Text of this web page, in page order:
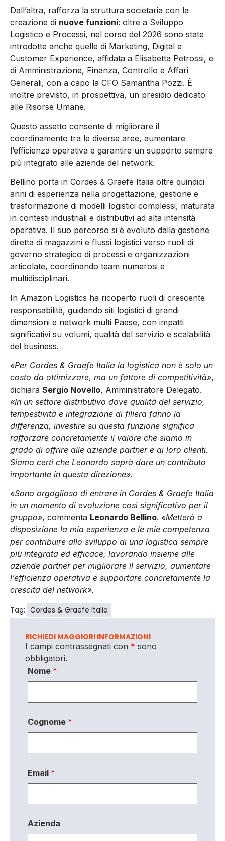
Dall’altra, rafforza la struttura societaria con la
creazione di nuove funzioni: oltre a Sviluppo
Logistico e Processi, nel corso del 2026 sono state
introdotte anche quelle di Marketing, Digital e
Customer Experience, affidata a Elisabetta Petrossi, e
di Amministrazione, Finanza, Controllo e Affari
Generali, con a capo la CFO Samantha Pozzi. È
inoltre previsto, in prospettiva, un presidio dedicato
alle Risorse Umane.
Questo assetto consente di migliorare il
coordinamento tra le diverse aree, aumentare
l’efficienza operativa e garantire un supporto sempre
più integrato alle aziende del network.
Bellino porta in Cordes & Graefe Italia oltre quindici
anni di esperienza nella progettazione, gestione e
trasformazione di modelli logistici complessi, maturata
in contesti industriali e distributivi ad alta intensità
operativa. Il suo percorso si è evoluto dalla gestione
diretta di magazzini e flussi logistici verso ruoli di
governo strategico di processi e organizzazioni
articolate, coordinando team numerosi e
multidisciplinari.
In Amazon Logistics ha ricoperto ruoli di crescente
responsabilità, guidando siti logistici di grandi
dimensioni e network multi Paese, con impatti
significativi su volumi, qualità del servizio e scalabilità
del business.
«Per Cordes & Graefe Italia la logistica non è solo un
costo da ottimizzare, ma un fattore di competitività»,
dichiara Sergio Novello, Amministratore Delegato.
«In un settore distributivo dove qualità del servizio,
tempestività e integrazione di filiera fanno la
differenza, investire su questa funzione significa
rafforzare concretamente il valore che siamo in
grado di offrire alle aziende partner e ai loro clienti.
Siamo certi che Leonardo saprà dare un contributo
importante in questa direzione».
«Sono orgoglioso di entrare in Cordes & Graefe Italia
in un momento di evoluzione così significativo per il
gruppo», commenta Leonardo Bellino. «Metterò a
disposizione la mia esperienza e le mie competenza
per contribuire allo sviluppo di una logistica sempre
più integrata ed efficace, lavorando insieme alle
aziende partner per migliorare il servizio, aumentare
l’efficienza operativa e supportare concretamente la
crescita del network».
Tag: Cordes & Graefe Italia
RICHIEDI MAGGIORI INFORMAZIONI
I campi contrassegnati con * sono
obbligatori.
Nome *
Cognome *
Email *
Azienda